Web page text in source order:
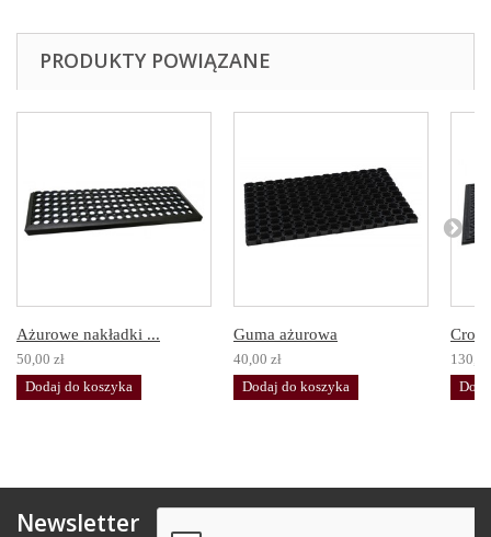
PRODUKTY POWIĄZANE
Ażurowe nakładki ...
50,00 zł
Dodaj do koszyka
Guma ażurowa
40,00 zł
Dodaj do koszyka
Newsletter